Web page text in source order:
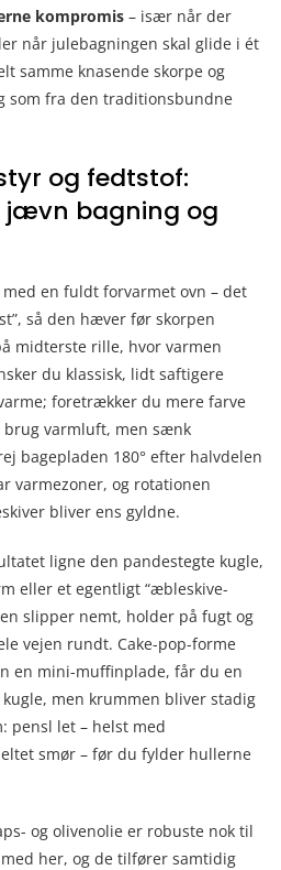
kompromis – især når der
når julebagningen skal glide i ét
samme knasende skorpe og
som fra den traditionsbundne
og fedtstof:
jævn bagning og
en fuldt forvarmet ovn – det
så den hæver før skorpen
midterste rille, hvor varmen
du klassisk, lidt saftigere
foretrækker du mere farve
brug varmluft, men sænk
bagepladen 180° efter halvdelen
varmezoner, og rotationen
bliver ens gyldne.
ligne den pandestegte kugle,
eller et egentligt “æbleskive-
slipper nemt, holder på fugt og
vejen rundt. Cake-pop-forme
en mini-muffinplade, får du en
men krummen bliver stadig
pensl let – helst med
smør – før du fylder hullerne
og olivenolie er robuste nok til
her, og de tilfører samtidig